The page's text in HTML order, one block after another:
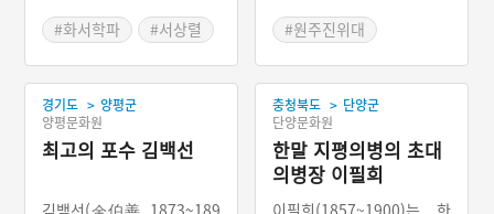
전사했다. 그는 장중하고 굳
세며 단정 결백하고 재주와
기개가 남보다 뛰어났다. 그
래서 그는 여러 차례 의병을
일으키려고 시도하였으나
스승인 유인석이 말려서 단
념하였다. 하지만 단발령 이
후 이춘영 등이 일으킨 의병
자 구실을 하였다.
#화서학파
#서상렬
폐지하고 군대마저 해산시
켰다. 일제는 순종에게 대한
제국 군대의 해산에 대한 황
제의 조칙을 반포하게 하여
친일파 이완용과 군부대신
이병무를 내세워 ‘군사제도
를 쇄신하여 강력한 군대를
양성’하기 위한다는 명목으
로 한국군을 해산하였다.
#원주진위대
#정미7조약
#동대문훈련원
#강화분견대
경기도 > 양평군
양평문화원
최고의 포수 김백선
김백선(金伯善, 1873~189
충청북도 > 단양군
단양문화원
한말 지평의병의 초대
의병장 이필희
이필희(1857~1900)는 한